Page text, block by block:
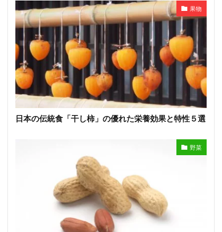
果物
日本の伝統食「干し柿」の優れた栄養効果と特性５選
野菜